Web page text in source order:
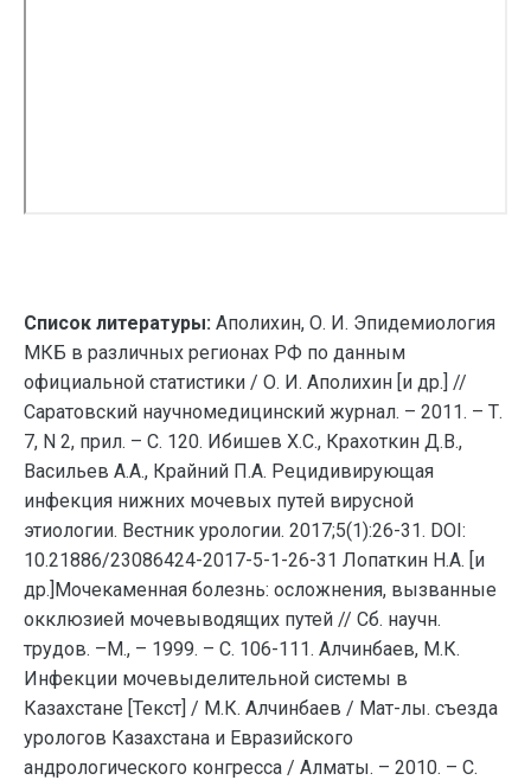
Список литературы: Аполихин, О. И. Эпидемиология
МКБ в различных регионах РФ по данным
официальной статистики / О. И. Аполихин [и др.] //
Саратовский научномедицинский журнал. – 2011. – Т.
7, N 2, прил. – С. 120. Ибишев Х.С., Крахоткин Д.В.,
Васильев А.А., Крайний П.А. Рецидивирующая
инфекция нижних мочевых путей вирусной
этиологии. Вестник урологии. 2017;5(1):26-31. DOI:
10.21886/23086424-2017-5-1-26-31 Лопаткин Н.А. [и
др.]Мочекаменная болезнь: осложнения, вызванные
окклюзией мочевыводящих путей // Сб. научн.
трудов. –М., – 1999. – С. 106-111. Алчинбаев, М.К.
Инфекции мочевыделительной системы в
Казахстане [Текст] / М.К. Алчинбаев / Мат-лы. съезда
урологов Казахстана и Евразийского
андрологического конгресса / Алматы. – 2010. – С.